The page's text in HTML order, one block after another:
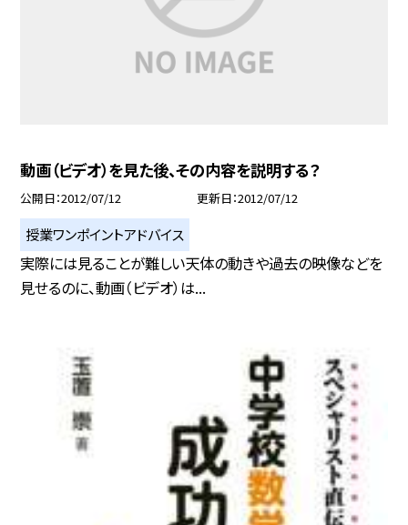
動画（ビデオ）を見た後、その内容を説明する？
公開日 2012/07/12 更新日 2012/07/12
授業ワンポイントアドバイス
実際には見ることが難しい天体の動きや過去の映像などを
見せるのに、動画（ビデオ）は...